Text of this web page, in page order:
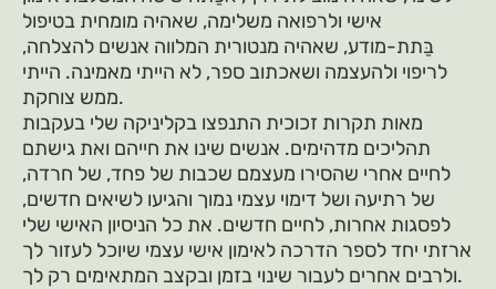
אישי ולרפואה משלימה, שאהיה מומחית בטיפול
בַּתת-מודע, שאהיה מנטורית המלווה אנשים להצלחה,
לריפוי ולהעצמה ושאכתוב ספר, לא הייתי מאמינה. הייתי
ממש צוחקת.
מאות תקרות זכוכית התנפצו בקליניקה שלי בעקבות
תהליכים מדהימים. אנשים שינו את חייהם ואת גישתם
לחיים אחרי שהסירו מעצמם שכבות של פחד, של חרדה,
של רתיעה ושל דימוי עצמי נמוך והגיעו לשיאים חדשים,
לפסגות אחרות, לחיים חדשים. את כל הניסיון האישי שלי
ארזתי יחד לספר הדרכה לאימון אישי עצמי שיוכל לעזור לך
ולרבים אחרים לעבור שינוי בזמן ובקצב המתאימים רק לך.